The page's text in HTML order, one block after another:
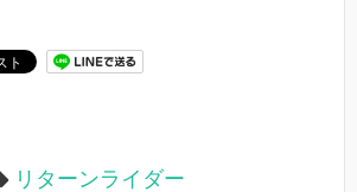
リターンライダー